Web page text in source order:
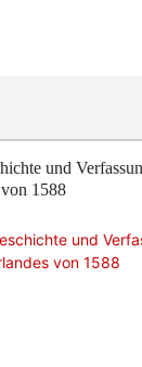
und
1588
und
von 1588